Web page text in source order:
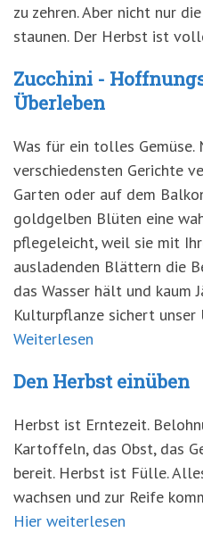
zu zehren. Aber nicht nur
staunen. Der Herbst ist
Zucchini -
Überleben
Was für ein tolles
verschiedensten Gerichte
Garten oder auf dem
goldgelben Blüten eine
pflegeleicht, weil sie mit
ausladenden Blättern die
das Wasser hält und kaum
Kulturpflanze sichert unser
Weiterlesen
Den Herbst einüben
Herbst ist Erntezeit.
Kartoffeln, das Obst, das
bereit. Herbst ist Fülle.
wachsen und zur Reife
Hier weiterlesen